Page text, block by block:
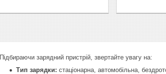
Підбираючи зарядний пристрій, звертайте увагу на:
Тип зарядки: стаціонарна, автомобільна,